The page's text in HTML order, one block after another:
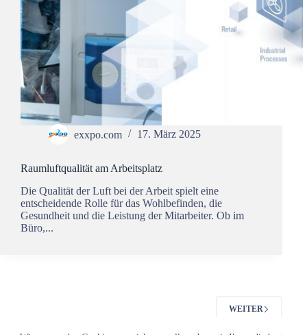
exxpo.com 17. März 2025
Raumluftqualität am Arbeitsplatz
Die Qualität der Luft bei der Arbeit spielt eine
entscheidende Rolle für das Wohlbefinden, die
Gesundheit und die Leistung der Mitarbeiter. Ob im
Büro,...
WEITER